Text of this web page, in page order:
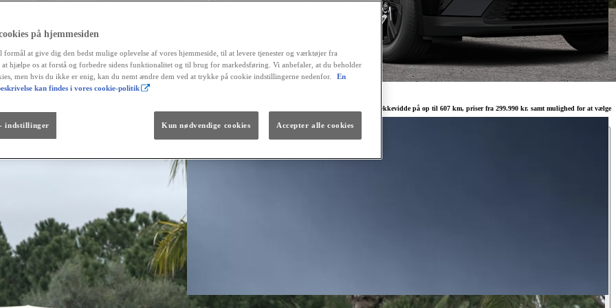
The soul lives on.
Det sker allerede fra denne uge, hvor de første biler netop er landet hos Toyota-forhandlere over hele landet. En WLTP-rækkevidde på op til 607 km, priser fra 299.990 kr. samt mulighed for at vælge
de flestes behov.
på hjemmesiden
formål at give dig den bedst mulige oplevelse af vores hjemmeside, til at levere tjenester og værktøjer fra
hjælpe os at forstå og forbedre sidens funktionalitet og til brug for markedsføring. Vi anbefaler, at du beholder
men hvis du ikke er enig, kan du nemt ændre dem ved at trykke på cookie indstillingerne nedenfor.
En
kan findes i vores cookie-politik
indstillinger Kun nødvendige cookies Accepter alle cookies